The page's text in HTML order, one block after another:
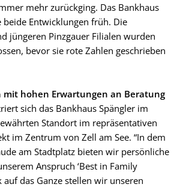
mehr zurückging. Das Bankhaus
beide Entwicklungen früh. Die
jüngeren Pinzgauer Filialen wurden
bevor sie rote Zahlen geschrieben
mit hohen Erwartungen an Beratung
sich das Bankhaus Spängler im
Standort im repräsentativen
im Zentrum von Zell am See. “In dem
am Stadtplatz bieten wir persönliche
Anspruch ‘Best in Family
auf das Ganze stellen wir unseren